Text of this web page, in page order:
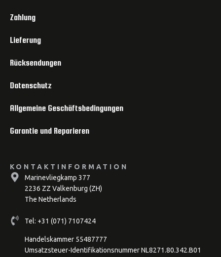
Zahlung
Lieferung
Rücksendungen
Datenschutz
Allgemeine Geschäftsbedingungen
Garantie und Reparieren
KONTAKTINFORMATION
Marinevliegkamp 377
2236 ZZ Valkenburg (ZH)
The Netherlands
Tel: +31 (071) 7107424
Handelskammer 55487777
Umsatzsteuer-Identifikationsnummer NL8271.80.342.B01